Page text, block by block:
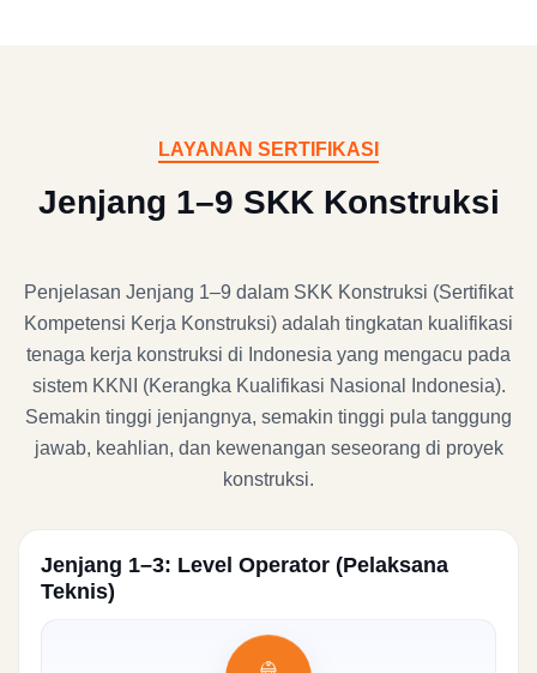
LAYANAN SERTIFIKASI
Jenjang 1–9 SKK Konstruksi
Penjelasan Jenjang 1–9 dalam SKK Konstruksi (Sertifikat
Kompetensi Kerja Konstruksi) adalah tingkatan kualifikasi
tenaga kerja konstruksi di Indonesia yang mengacu pada
sistem KKNI (Kerangka Kualifikasi Nasional Indonesia).
Semakin tinggi jenjangnya, semakin tinggi pula tanggung
jawab, keahlian, dan kewenangan seseorang di proyek
konstruksi.
Jenjang 1–3: Level Operator (Pelaksana
Teknis)